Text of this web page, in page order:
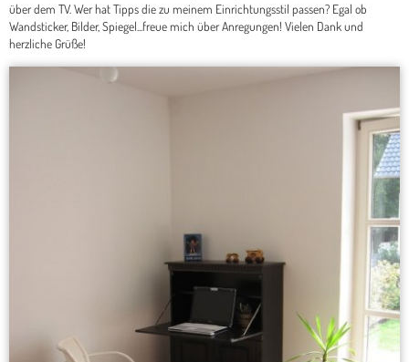
über dem TV. Wer hat Tipps die zu meinem Einrichtungsstil passen? Egal ob
Wandsticker, Bilder, Spiegel...freue mich über Anregungen! Vielen Dank und
herzliche Grüße!